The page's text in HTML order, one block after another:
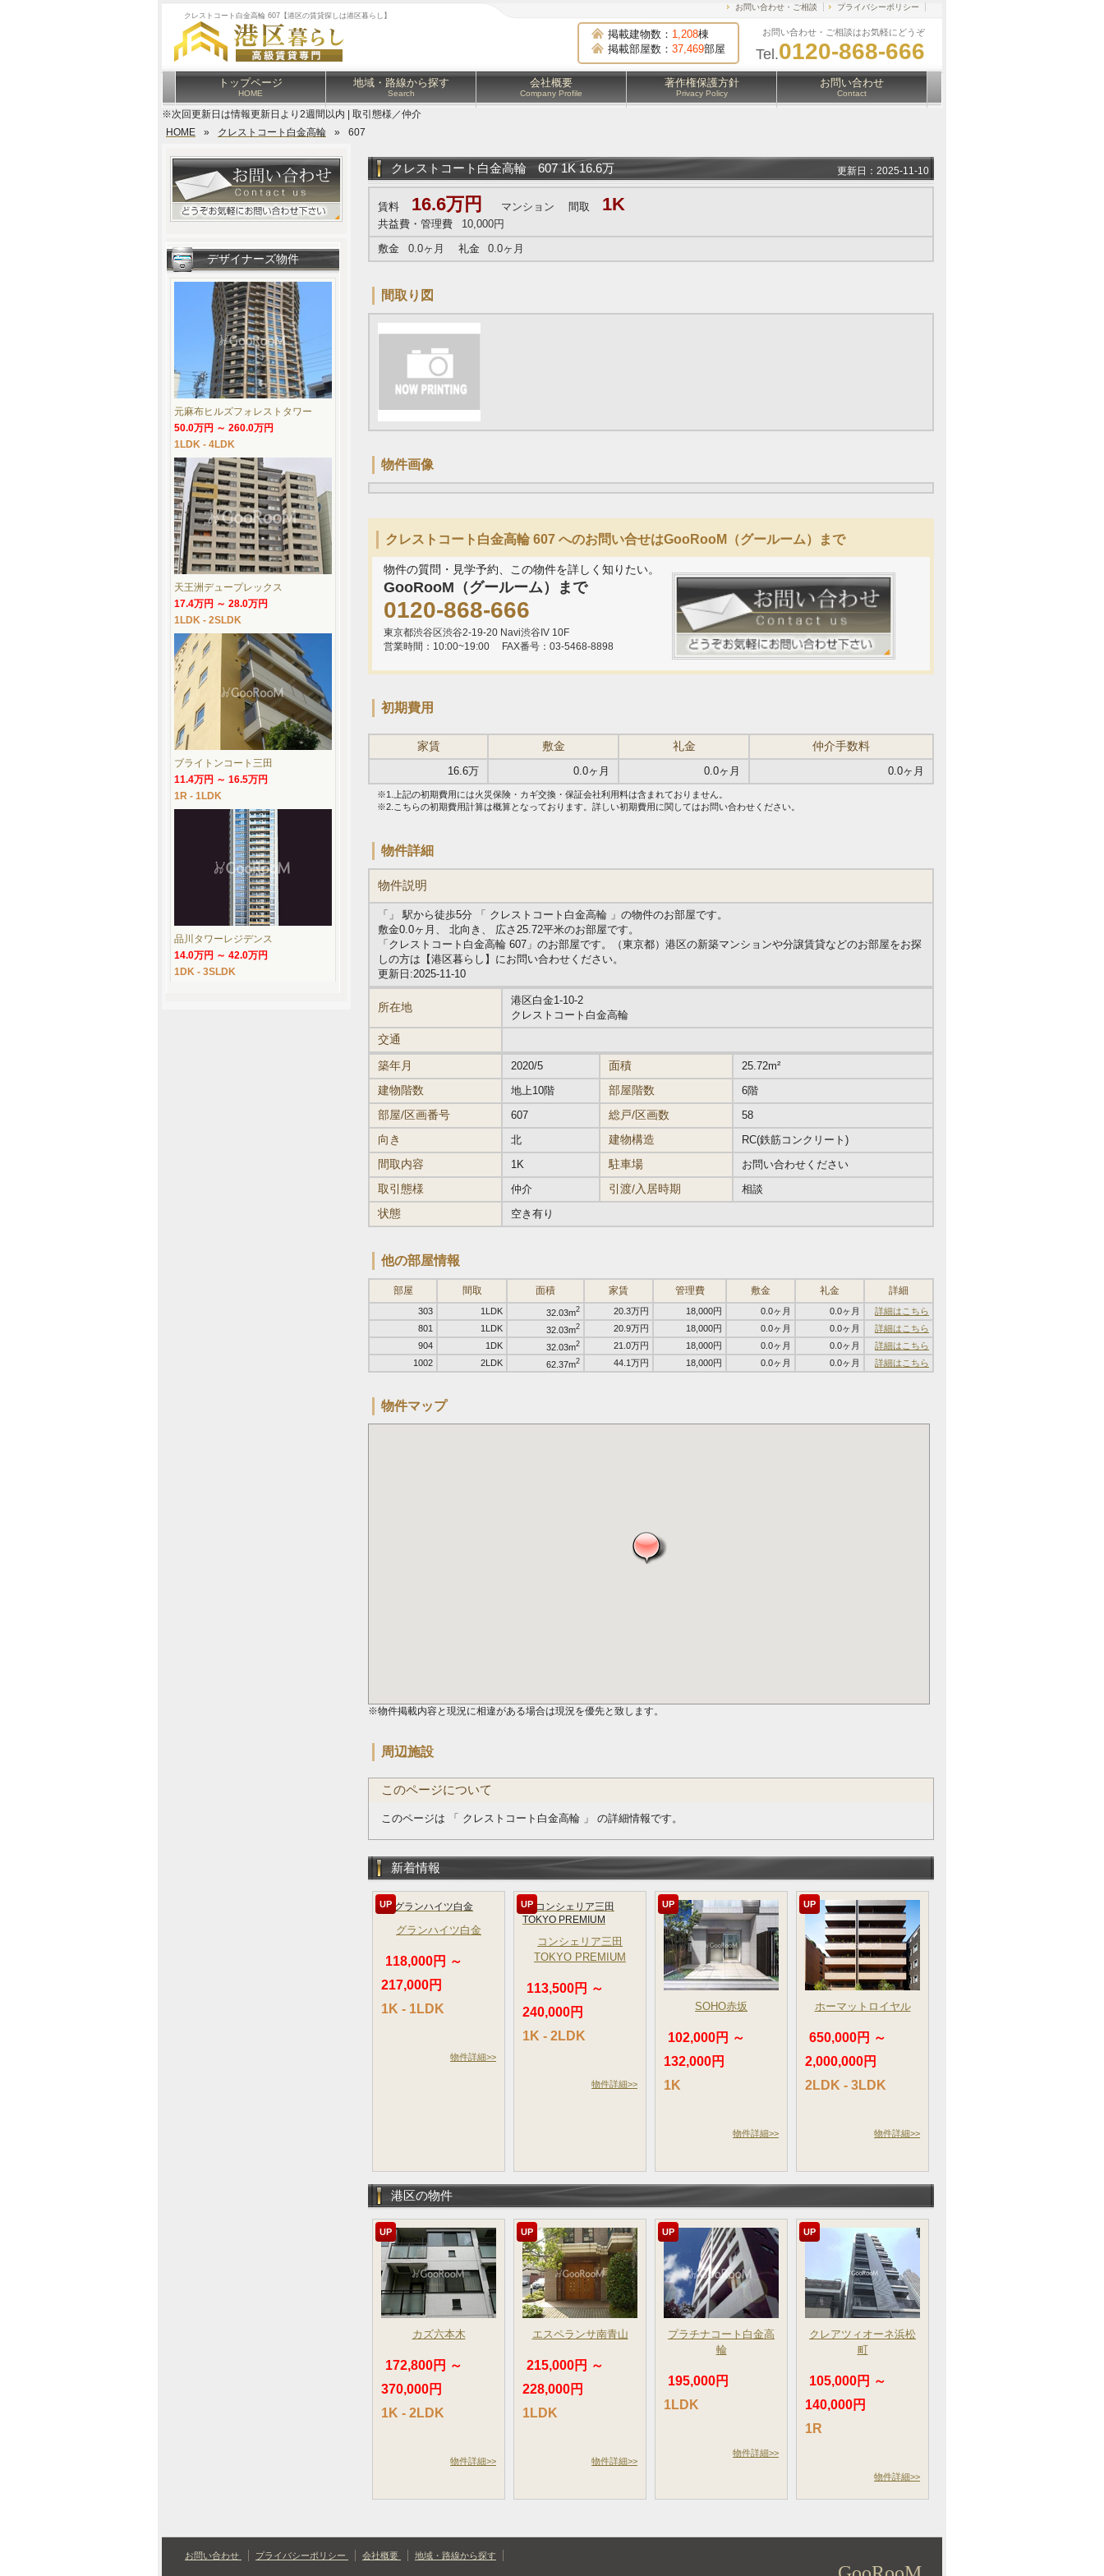
クレストコート白金高輪 607【港区の賃貸探しは港区暮らし】
掲載建物数： 1,208棟
掲載部屋数： 37,469部屋
お問い合わせ・ご相談はお気軽にどうぞ
Tel.0120-868-666
お問い合わせ・ご相談 プライバシーポリシー
トップページ
HOME
地域・路線から探す
Search
会社概要
Company Profile
著作権保護方針
Privacy Policy
お問い合わせ
Contact
※次回更新日は情報更新日より2週間以内 | 取引態様／仲介
HOME
» クレストコート白金高輪 » 607
クレストコート白金高輪 607 1K 16.6万 更新日：2025-11-10
賃料 16.6万円 マンション 間取 1K
共益費・管理費
10,000円
敷金
0.0ヶ月 礼金 0.0ヶ月
間取り図
物件画像
クレストコート白金高輪 607 へのお問い合せはGooRooM（グールーム）まで
物件の質問・見学予約、この物件を詳しく知りたい。
GooRooM（グールーム）まで
0120-868-666
東京都渋谷区渋谷2-19-20 Navi渋谷IV 10F
営業時間：10:00~19:00
FAX番号：03-5468-8898
初期費用
家賃 敷金 礼金 仲介手数料
16.6万 0.0ヶ月 0.0ヶ月 0.0ヶ月
※1.上記の初期費用には火災保険・カギ交換・保証会社利用料は含まれておりません。
※2.こちらの初期費用計算は概算となっております。詳しい初期費用に関してはお問い合わせください。
物件詳細
物件説明
「」 駅から徒歩5分 「 クレストコート白金高輪 」の物件のお部屋です。
敷金0.0ヶ月、 北向き、 広さ25.72平米のお部屋です。
「クレストコート白金高輪 607」のお部屋です。（東京都）港区の新築マンションや分譲賃貸などのお部屋をお探
しの方は【港区暮らし】にお問い合わせください。
更新日:2025-11-10
所在地
港区白金1-10-2
クレストコート白金高輪
交通
築年月
2020/5 面積 25.72m²
建物階数 地上10階 部屋階数 6階
部屋/区画番号 607 総戸/区画数 58
向き 北 建物構造 RC(鉄筋コンクリート)
間取内容 1K 駐車場 お問い合わせください
取引態様 仲介 引渡/入居時期 相談
状態 空き有り
他の部屋情報
部屋 間取 面積 家賃 管理費 敷金 礼金 詳細
303 1LDK 32.03m2 20.3万円 18,000円 0.0ヶ月 0.0ヶ月
詳細はこちら
801
1LDK 32.03m2 20.9万円 18,000円 0.0ヶ月 0.0ヶ月
詳細はこちら
904
1DK 32.03m2 21.0万円 18,000円 0.0ヶ月 0.0ヶ月
詳細はこちら
1002
2LDK 62.37m2 44.1万円 18,000円 0.0ヶ月 0.0ヶ月 詳細はこちら
物件マップ
※物件掲載内容と現況に相違がある場合は現況を優先と致します。
周辺施設
このページについて
このページは 「 クレストコート白金高輪 」 の詳細情報です。
新着情報
UP
グランハイツ白金
118,000円 ～
217,000円
1K - 1LDK
物件詳細>>
UP
コンシェリア三田
TOKYO PREMIUM
113,500円 ～
240,000円
1K - 2LDK
物件詳細>>
UP
SOHO赤坂
102,000円 ～
132,000円
1K
物件詳細>>
UP
ホーマットロイヤル
650,000円 ～
2,000,000円
2LDK - 3LDK
物件詳細>>
港区の物件
UP
カズ六本木
172,800円 ～
370,000円
1K - 2LDK
物件詳細>>
UP
エスペランサ南青山
215,000円 ～
228,000円
1LDK
物件詳細>>
UP
プラチナコート白金高
輪
195,000円
1LDK
物件詳細>>
UP
クレアツィオーネ浜松
町
105,000円 ～
140,000円
1R
物件詳細>>
デザイナーズ物件
元麻布ヒルズフォレストタワー
50.0万円 ～ 260.0万円
1LDK - 4LDK
天王洲デュープレックス
17.4万円 ～ 28.0万円
1LDK - 2SLDK
ブライトンコート三田
11.4万円 ～ 16.5万円
1R - 1LDK
品川タワーレジデンス
14.0万円 ～ 42.0万円
1DK - 3SLDK
お問い合わせ プライバシーポリシー 会社概要 地域・路線から探す